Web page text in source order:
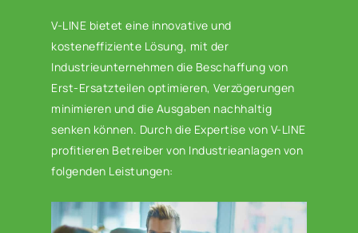
V-LINE bietet eine innovative und
kosteneffiziente Lösung, mit der
Industrieunternehmen die Beschaffung von
Erst-Ersatzteilen optimieren, Verzögerungen
minimieren und die Ausgaben nachhaltig
senken können. Durch die Expertise von V-LINE
profitieren Betreiber von Industrieanlagen von
folgenden Leistungen: